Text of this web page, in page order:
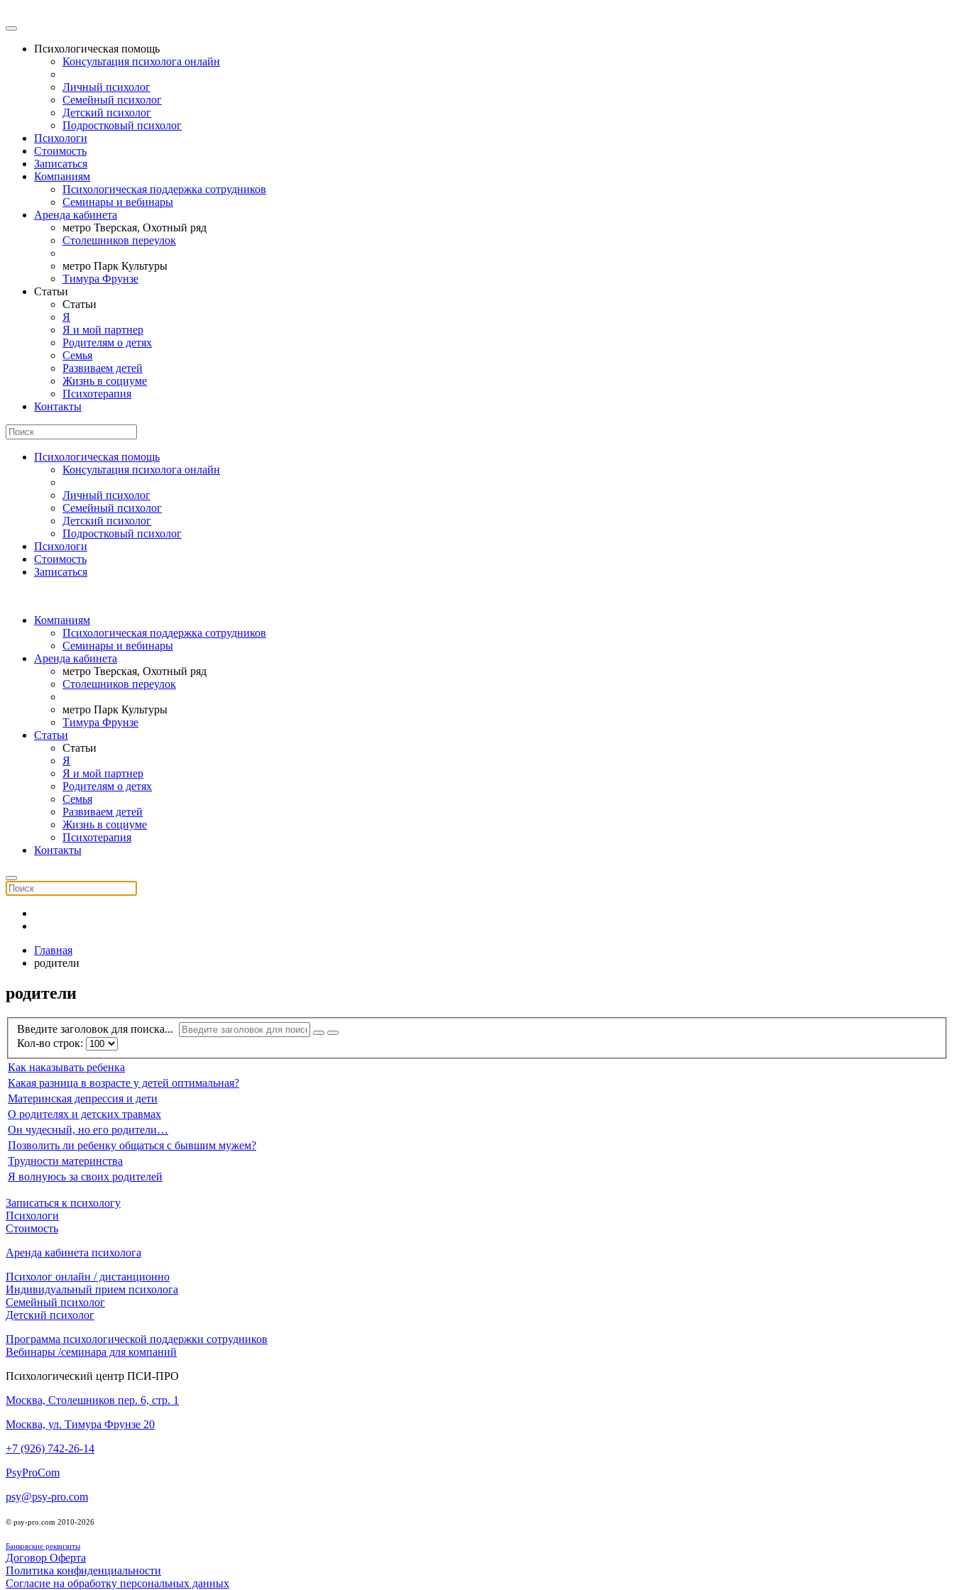
Психологическая помощь
Консультация психолога онлайн
Личный психолог
Семейный психолог
Детский психолог
Подростковый психолог
Психологи
Стоимость
Записаться
Компаниям
Психологическая поддержка сотрудников
Семинары и вебинары
Аренда кабинета
метро Тверская, Охотный ряд
Столешников переулок
метро Парк Культуры
Тимура Фрунзе
Статьи
Статьи
Я
Я и мой партнер
Родителям о детях
Семья
Развиваем детей
Жизнь в социуме
Психотерапия
Контакты
Психологическая помощь
Консультация психолога онлайн
Личный психолог
Семейный психолог
Детский психолог
Подростковый психолог
Психологи
Стоимость
Записаться
Компаниям
Психологическая поддержка сотрудников
Семинары и вебинары
Аренда кабинета
метро Тверская, Охотный ряд
Столешников переулок
метро Парк Культуры
Тимура Фрунзе
Статьи
Статьи
Я
Я и мой партнер
Родителям о детях
Семья
Развиваем детей
Жизнь в социуме
Психотерапия
Контакты
Главная
родители
родители
Введите заголовок для поиска...
Кол-во строк:
Как наказывать ребенка
Какая разница в возрасте у детей оптимальная?
Материнская депрессия и дети
О родителях и детских травмах
Он чудесный, но его родители…
Позволить ли ребенку общаться с бывшим мужем?
Трудности материнства
Я волнуюсь за своих родителей
Записаться к психологу
Психологи
Стоимость
Аренда кабинета психолога
Психолог онлайн / дистанционно
Индивидуальный прием психолога
Семейный психолог
Детcкий психолог
Программа психологической поддержки сотрудников
Вебинары /семинара для компаний
Психологический центр ПСИ-ПРО
Москва, Столешников пер. 6, стр. 1
Москва, ул. Тимура Фрунзе 20
+7 (926) 742-26-14
PsyProCom
psy@psy-pro.com
© psy-pro.com 2010-2026
Банковские реквизиты
Договор Оферта
Политика конфиденциальности
Согласие на обработку персональных данных